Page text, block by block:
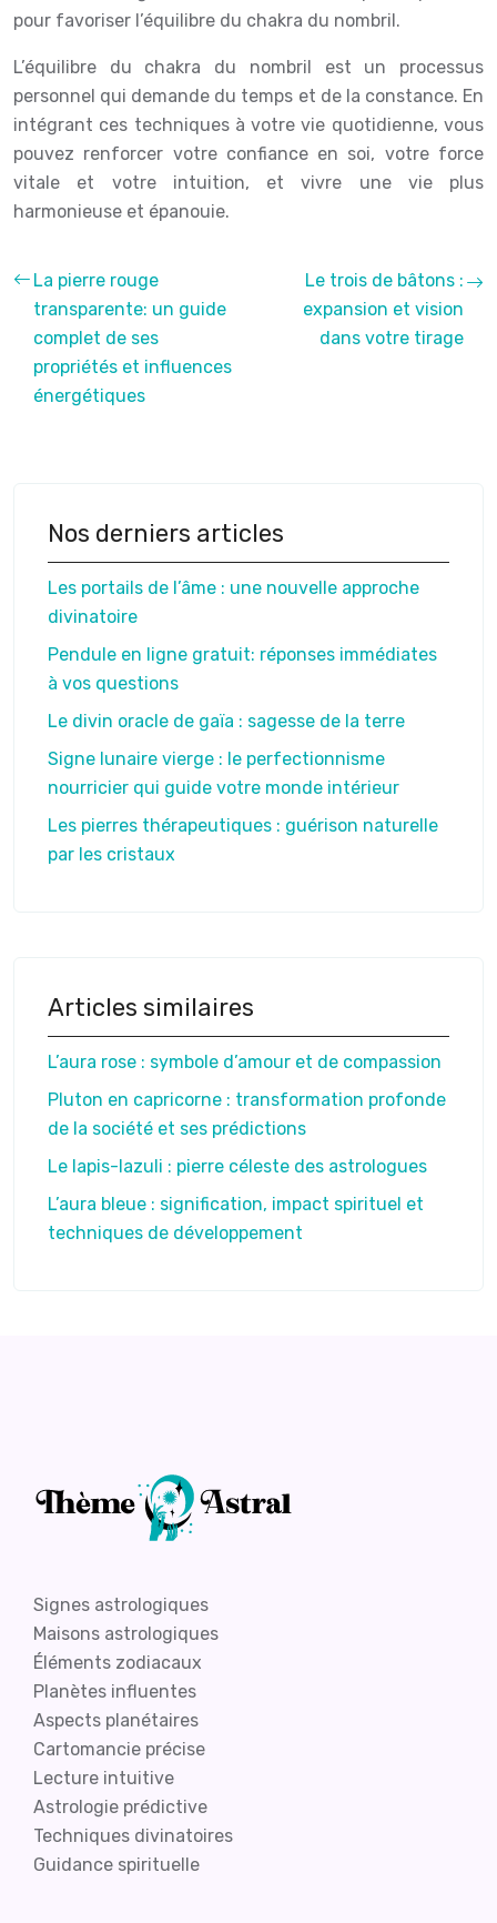
pour favoriser l’équilibre du chakra du nombril.
L’équilibre du chakra du nombril est un processus
personnel qui demande du temps et de la constance. En
intégrant ces techniques à votre vie quotidienne, vous
pouvez renforcer votre confiance en soi, votre force
vitale et votre intuition, et vivre une vie plus
harmonieuse et épanouie.
La pierre rouge
transparente: un guide
complet de ses
propriétés et influences
énergétiques
Le trois de bâtons :
expansion et vision
dans votre tirage
Nos derniers articles
Les portails de l’âme : une nouvelle approche
divinatoire
Pendule en ligne gratuit: réponses immédiates
à vos questions
Le divin oracle de gaïa : sagesse de la terre
Signe lunaire vierge : le perfectionnisme
nourricier qui guide votre monde intérieur
Les pierres thérapeutiques : guérison naturelle
par les cristaux
Articles similaires
L’aura rose : symbole d’amour et de compassion
Pluton en capricorne : transformation profonde
de la société et ses prédictions
Le lapis-lazuli : pierre céleste des astrologues
L’aura bleue : signification, impact spirituel et
techniques de développement
Signes astrologiques
Maisons astrologiques
Éléments zodiacaux
Planètes influentes
Aspects planétaires
Cartomancie précise
Lecture intuitive
Astrologie prédictive
Techniques divinatoires
Guidance spirituelle